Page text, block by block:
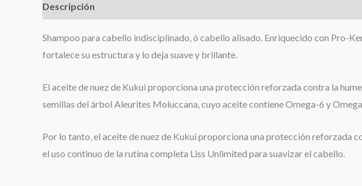
Descripción
Shampoo para cabello indisciplinado, ó cabello alisado. Enriquecido con Pro-
fortalece su estructura y lo deja suave y brillante.
El aceite de nuez de Kukui proporciona una protección reforzada contra la
semillas del árbol Aleurites Moluccana, cuyo aceite contiene Omega-6 y
Por lo tanto, el aceite de nuez de Kukui proporciona una protección reforzada
el uso continuo de la rutina completa Liss Unlimited para suavizar el cabello.